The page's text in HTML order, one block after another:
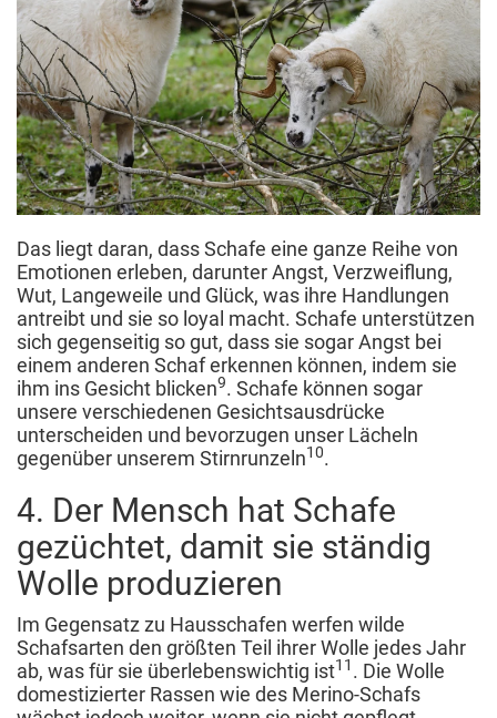
Das liegt daran, dass Schafe eine ganze Reihe von
Emotionen erleben, darunter Angst, Verzweiflung,
Wut, Langeweile und Glück, was ihre Handlungen
antreibt und sie so loyal macht. Schafe unterstützen
sich gegenseitig so gut, dass sie sogar Angst bei
einem anderen Schaf erkennen können, indem sie
ihm ins Gesicht blicken9. Schafe können sogar
unsere verschiedenen Gesichtsausdrücke
unterscheiden und bevorzugen unser Lächeln
gegenüber unserem Stirnrunzeln10.
4. Der Mensch hat Schafe
gezüchtet, damit sie ständig
Wolle produzieren
Im Gegensatz zu Hausschafen werfen wilde
Schafsarten den größten Teil ihrer Wolle jedes Jahr
ab, was für sie überlebenswichtig ist11 . Die Wolle
domestizierter Rassen wie des Merino-Schafs